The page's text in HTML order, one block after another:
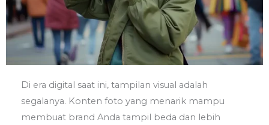
Di era digital saat ini, tampilan visual adalah
segalanya. Konten foto yang menarik mampu
membuat brand Anda tampil beda dan lebih